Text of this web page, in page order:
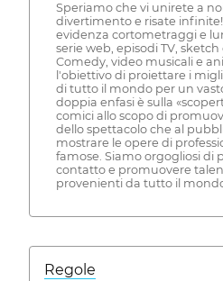
Speriamo che vi unirete a
divertimento e risate
evidenza cortometraggi e
serie web, episodi TV,
Comedy, video musicali e
l'obiettivo di proiettare i
di tutto il mondo per un
doppia enfasi è sulla
comici allo scopo di
dello spettacolo che al
mostrare le opere di
famose. Siamo orgogliosi di
contatto e promuovere
provenienti da tutto il
Regole